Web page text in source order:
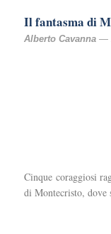
Il fantasma di
Alberto Cavanna —
Cinque coraggiosi
di Montecristo, dove